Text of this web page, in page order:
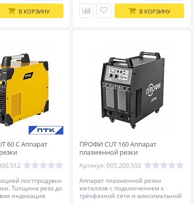
В КОРЗИНУ В КОРЗИНУ
60 С Аппарат
постпродувки
Толщина реза до
индикация
ПРОФИ CUT 160 Аппарат
плазменной резки
Артикул: 005.200.502
Аппарат плазменной резки
металлов с подключением к
трёхфазной сети и максимальной